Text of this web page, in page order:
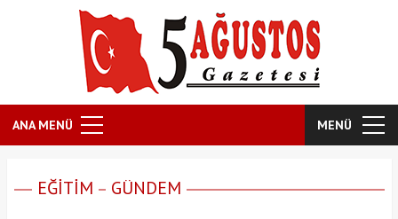
ANA MENÜ MENÜ
EĞİTİM GÜNDEM